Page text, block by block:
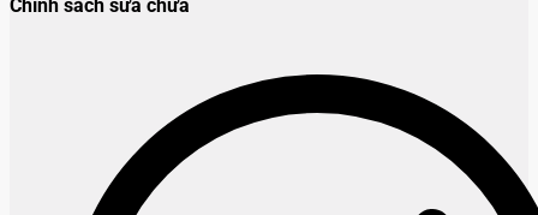
Chính sách sửa chữa